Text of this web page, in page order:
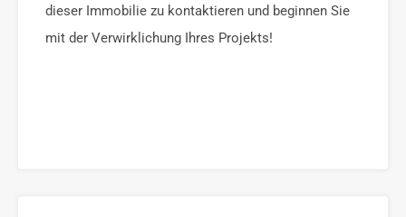
dieser Immobilie zu kontaktieren und beginnen Sie
mit der Verwirklichung Ihres Projekts!